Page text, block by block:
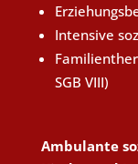
Intensive
SGB VIII)
Ambulante